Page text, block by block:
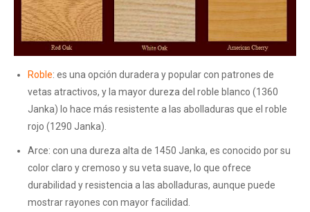
Roble: es una opción duradera y popular con patrones de
vetas atractivos, y la mayor dureza del roble blanco (1360
Janka) lo hace más resistente a las abolladuras que el roble
rojo (1290 Janka).
Arce: con una dureza alta de 1450 Janka, es conocido por su
color claro y cremoso y su veta suave, lo que ofrece
durabilidad y resistencia a las abolladuras, aunque puede
mostrar rayones con mayor facilidad.